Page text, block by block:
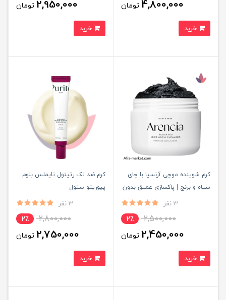
4,800,000 تومان 2,950,000 تومان
کرم شوینده موچی آرنسیا با چای
سیاه و برنج | پاکسازی عمیق بدون
خشکی پوست لصل
3 نفر
2,500,000 2٪
2,450,000 تومان
کرم ضد لک رتینول تایملس بلوم
پیوریتو سئول
3 نفر
2,800,000 2٪
2,750,000 تومان